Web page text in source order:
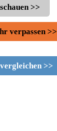
>>
verpassen >>
>>